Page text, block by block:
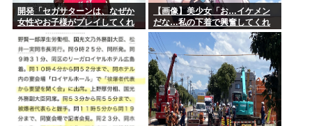
開発「セガサターンは、なぜか
女性やお子様がプレイしてくれ
なかった」
【画像】美少女「お…イケメン
だな…私の下着で興奮してくれ
ないかな…」